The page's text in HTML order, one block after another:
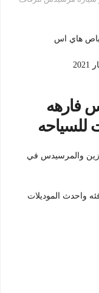
هاي اس
فارهه
والمرسيدس في
واحدث الموديلات